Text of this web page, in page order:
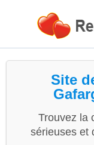
Site
Trouvez la
sérieuses et